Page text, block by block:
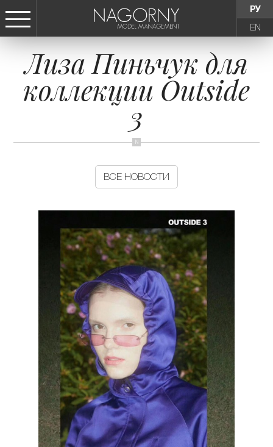
РУ
EN
СТАТЬ МОДЕЛЬЮ
ДЕВУШКИ
ТИНЕЙДЖЕРЫ
ДЕТИ
НОВОСТИ
КОНТАКТЫ
Лиза Пиньчук для
коллекции Outside
3
ВСЕ НОВОСТИ